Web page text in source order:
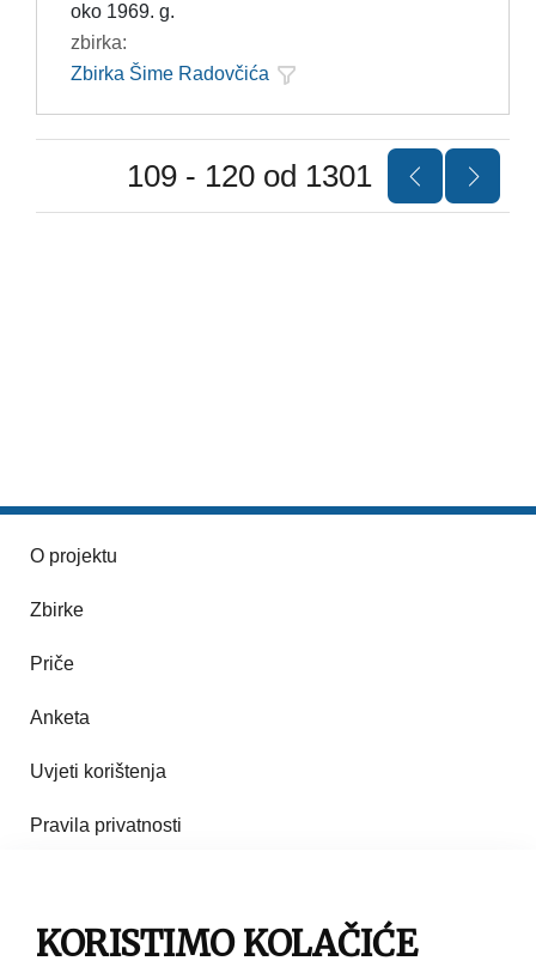
oko 1969. g.
zbirka:
Zbirka Šime Radovčića
109 - 120 od 1301
O projektu
Zbirke
Priče
Anketa
Uvjeti korištenja
Pravila privatnosti
Pravila korištenja
KORISTIMO KOLAČIĆE